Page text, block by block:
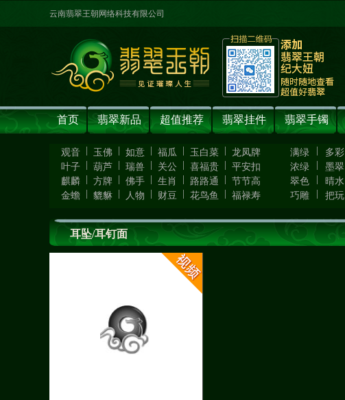
云南翡翠王朝网络科技有限公司
首页 翡翠新品 超值推荐 翡翠挂件 翡翠手镯
观音 玉佛 如意 福瓜 玉白菜
龙凤牌
叶子
葫芦 瑞兽 关公 喜福贵
平安扣
麒麟
方牌 佛手 生肖 路路通
节节高
金蟾
貔貅 人物 财豆 花鸟鱼 福禄寿
满绿 多彩
浓绿
墨翠
翠色
晴水
巧雕
把玩
耳坠/耳钉面